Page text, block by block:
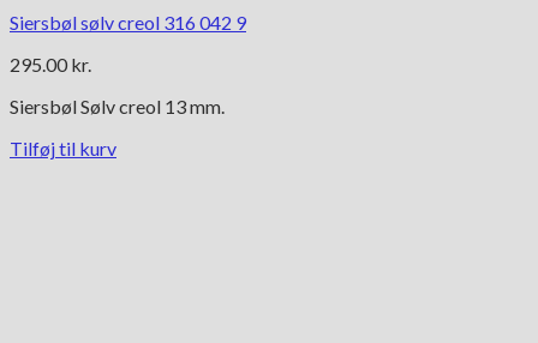
Siersbøl sølv creol 316 042 9
295.00 kr.
Siersbøl Sølv creol 13 mm.
Tilføj til kurv